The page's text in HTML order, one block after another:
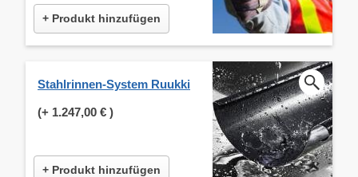
+ Produkt hinzufügen
Stahlrinnen-System Ruukki
(+ 1.247,00 € )
+ Produkt hinzufügen